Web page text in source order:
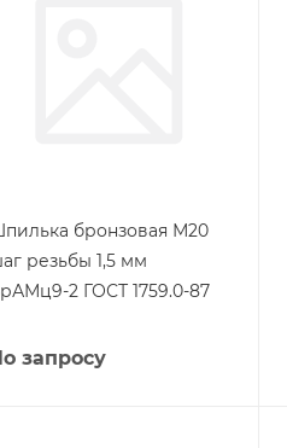
бронзовая М20
резьбы 1,5 мм
2 ГОСТ 1759.0-87
запросу